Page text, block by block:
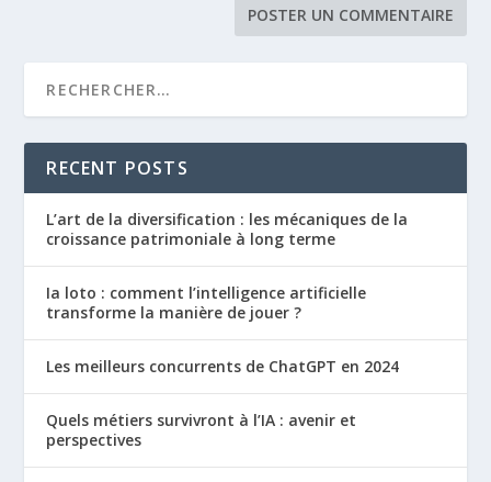
RECENT POSTS
L’art de la diversification : les mécaniques de la
croissance patrimoniale à long terme
Ia loto : comment l’intelligence artificielle
transforme la manière de jouer ?
Les meilleurs concurrents de ChatGPT en 2024
Quels métiers survivront à l’IA : avenir et
perspectives